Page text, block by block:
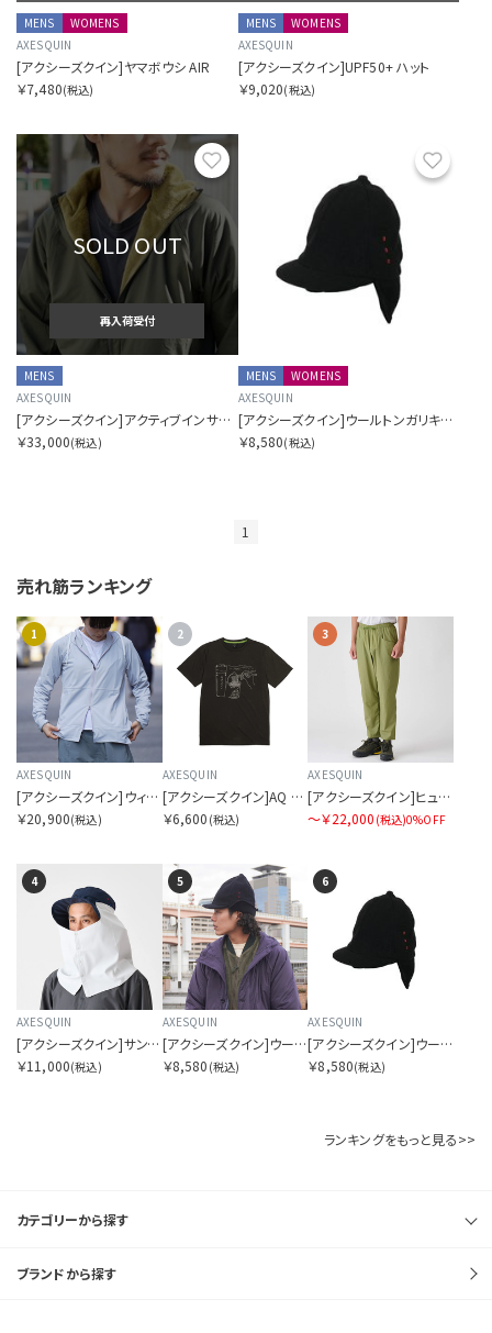
MENS
WOMENS
AXESQUIN
[アクシーズクイン]ヤマボウシ AIR
￥7,480(税込)
MENS
WOMENS
AXESQUIN
[アクシーズクイン]UPF50+ ハット
￥9,020(税込)
お気に入り
SOLD OUT
再入荷受付
MENS
AXESQUIN
[アクシーズクイン]アクティブインサレーションジャケット
￥33,000(税込)
MENS
WOMENS
AXESQUIN
[アクシーズクイン]ウールトンガリキャップ
￥8,580(税込)
1
売れ筋ランキング
1
AXESQUIN
[アクシーズクイン]ウィメンズ サンプルーフ フーディ
￥20,900(税込)
2
AXESQUIN
[アクシーズクイン]AQ グラフィック ティー カップ麺
￥6,600 (税込)
3
AXESQUIN
[アクシーズクイン]ヒュッテ パンツ
〜￥22,000 (税込)0%OFF
4
AXESQUIN
[アクシーズクイン]サンプルーフ ハット シェード
￥11,000(税込)
5
AXESQUIN
[アクシーズクイン]ウールトンガリキャップ
￥8,580 (税込)
6
AXESQUIN
[アクシーズクイン]ウールトンガリキャップ
￥8,580(税込)
ランキングをもっと見る>>
カテゴリーから探す
ブランドから探す